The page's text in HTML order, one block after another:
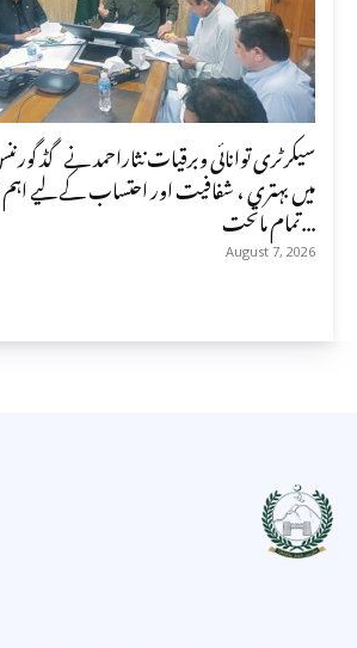
سیکرٹری توانائی وبرقیات نثاراحمد نے گڈ
میں بہتری ، شفافیت اور احتساب کے لیے
تمام ماتحت...
August 7, 2026